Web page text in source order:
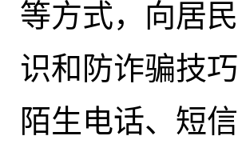
等方式，向居
识和防诈骗技
陌生电话、短